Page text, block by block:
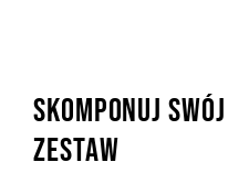
SKOMPONUJ SWÓJ
ZESTAW